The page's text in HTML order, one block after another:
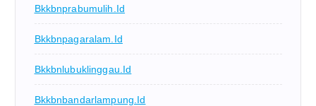
Bkkbnprabumulih.id
Bkkbnpagaralam.id
Bkkbnlubuklinggau.id
Bkkbnbandarlampung.id